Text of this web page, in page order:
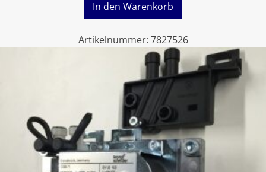
In den Warenkorb
Artikelnummer: 7827526